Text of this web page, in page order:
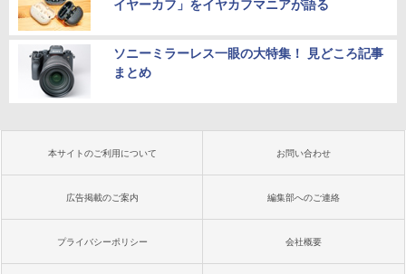
イヤーカフ」をイヤカフマニアが語る
ソニーミラーレス一眼の大特集！ 見どころ記事
まとめ
本サイトのご利用について お問い合わせ
広告掲載のご案内 編集部へのご連絡
プライバシーポリシー 会社概要